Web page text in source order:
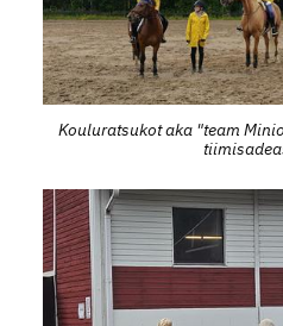
Kouluratsukot aka "team